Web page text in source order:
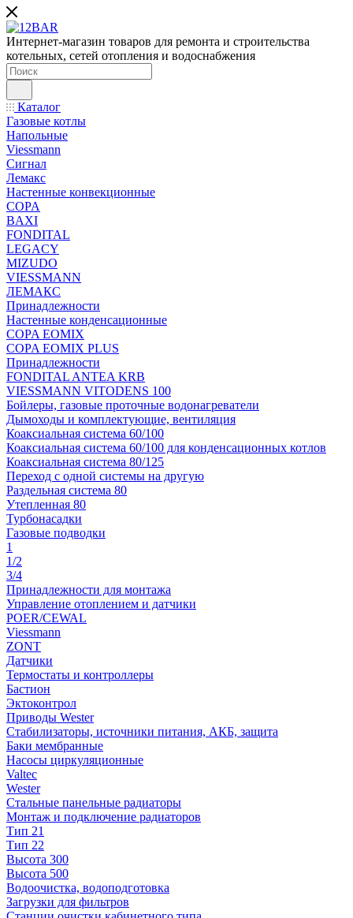
Интернет-магазин товаров для ремонта и строительства
котельных, сетей отопления и водоснабжения
Каталог
Газовые котлы
Напольные
Viessmann
Сигнал
Лемакс
Настенные конвекционные
COPA
BAXI
FONDITAL
LEGACY
MIZUDO
VIESSMANN
ЛЕМАКС
Принадлежности
Настенные конденсационные
COPA EOMIX
COPA EOMIX PLUS
Принадлежности
FONDITAL ANTEA KRB
VIESSMANN VITODENS 100
Бойлеры, газовые проточные водонагреватели
Дымоходы и комплектующие, вентиляция
Коаксиальная система 60/100
Коаксиальная система 60/100 для конденсационных котлов
Коаксиальная система 80/125
Переход с одной системы на другую
Раздельная система 80
Утепленная 80
Турбонасадки
Газовые подводки
1
1/2
3/4
Принадлежности для монтажа
Управление отоплением и датчики
POER/CEWAL
Viessmann
ZONT
Датчики
Термостаты и контроллеры
Бастион
Эктоконтрол
Приводы Wester
Стабилизаторы, источники питания, АКБ, защита
Баки мембранные
Насосы циркуляционные
Valtec
Wester
Стальные панельные радиаторы
Монтаж и подключение радиаторов
Тип 21
Тип 22
Высота 300
Высота 500
Водоочистка, водоподготовка
Загрузки для фильтров